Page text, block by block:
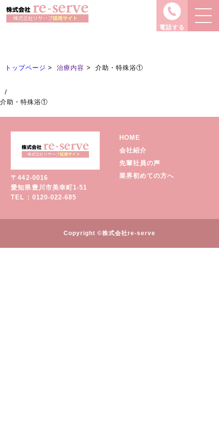
電話する
Treatment
トップページ 治療内容 介助・特殊浴①
/
介助・特殊浴①
〒442-0016
愛知県豊川市美幸町1-51
TEL : 0120-022-685
HOME
会社紹介
先輩社員の声
業界初めての方へ
Copyright ©株式会社re-serve